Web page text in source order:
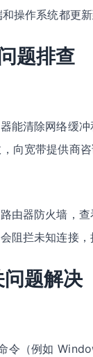
操作系统都更
题排查
能清除网络缓冲
向宽带提供商
由器防火墙，
阻拦未知连接
题解决
令（例如